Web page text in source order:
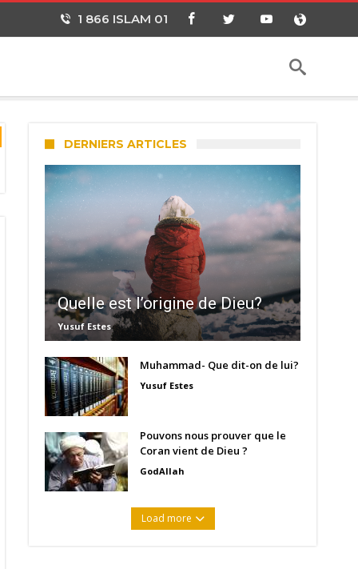
1 866 ISLAM 01
DERNIERS ARTICLES
Quelle est l’origine de Dieu?
Yusuf Estes
Muhammad- Que dit-on de lui?
Yusuf Estes
Pouvons nous prouver que le
Coran vient de Dieu ?
GodAllah
Load more